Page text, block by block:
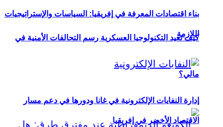
كيف تعيد التكنولوجيا العسكرية رسم التحالفات الأمنية في
مالي؟
بناء اقتصادات المعرفة في إفريقيا: السياسات والإستراتيجيات
اللازمة
إدارة النفايات الإلكترونية في غانا ودورها في دعم مسار
الاقتصاد الأخضر في إفريقيا